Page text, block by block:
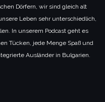
Dörfern, wir sind gleich alt
Leben sehr unterschiedlich,
In unserem Podcast geht es
Tücken, jede Menge Spaß und
Ausländer in Bulgarien.